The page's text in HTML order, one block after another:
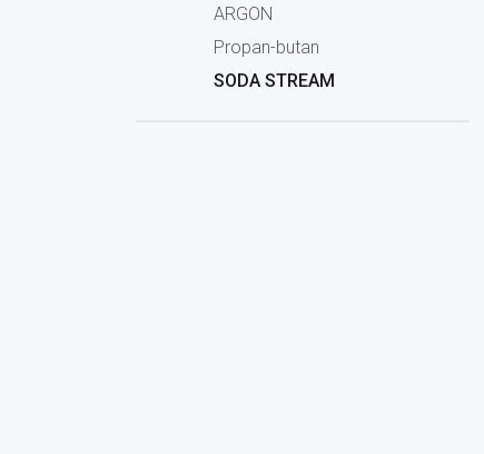
ARGON
Propan-butan
SODA STREAM